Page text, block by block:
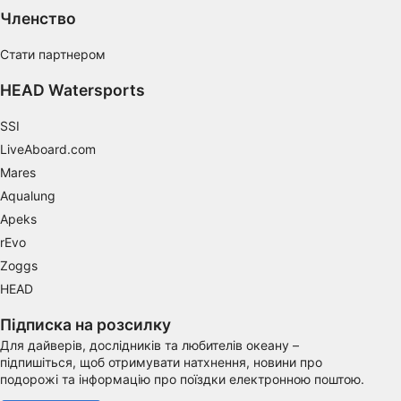
Членство
Стати партнером
HEAD Watersports
SSI
LiveAboard.com
Mares
Aqualung
Apeks
rEvo
Zoggs
HEAD
Підписка на розсилку
Для дайверів, дослідників та любителів океану –
підпишіться, щоб отримувати натхнення, новини про
подорожі та інформацію про поїздки електронною поштою.
Performance
Functional
Advertising